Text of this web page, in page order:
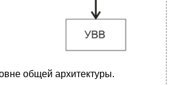
общей архитектуры.